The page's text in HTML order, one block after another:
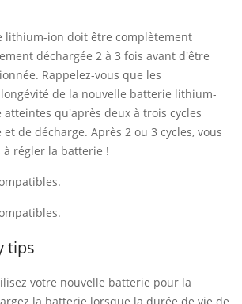
lithium-ion doit être complètement
déchargée 2 à 3 fois avant d'être
Rappelez-vous que les
de la nouvelle batterie lithium-
qu'après deux à trois cycles
de décharge. Après 2 ou 3 cycles, vous
régler la batterie !
tips
votre nouvelle batterie pour la